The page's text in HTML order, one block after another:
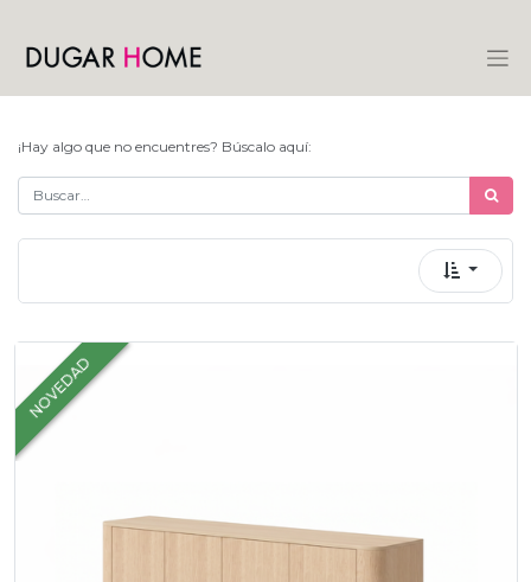
¡Hay algo que no encuentres? Búscalo aquí:
NOVEDAD